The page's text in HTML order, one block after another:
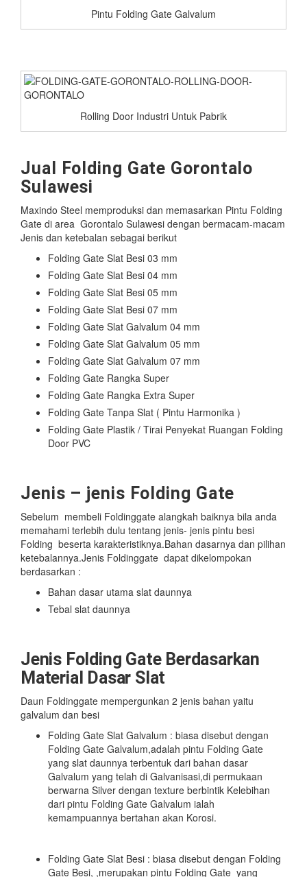
Pintu Folding Gate Galvalum
Rolling Door Industri Untuk Pabrik
Jual Folding Gate Gorontalo
Sulawesi
Maxindo Steel memproduksi dan memasarkan Pintu Folding
Gate di area Gorontalo Sulawesi dengan bermacam-macam
Jenis dan ketebalan sebagai berikut
Folding Gate Slat Besi 03 mm
Folding Gate Slat Besi 04 mm
Folding Gate Slat Besi 05 mm
Folding Gate Slat Besi 07 mm
Folding Gate Slat Galvalum 04 mm
Folding Gate Slat Galvalum 05 mm
Folding Gate Slat Galvalum 07 mm
Folding Gate Rangka Super
Folding Gate Rangka Extra Super
Folding Gate Tanpa Slat ( Pintu Harmonika )
Folding Gate Plastik / Tirai Penyekat Ruangan Folding
Door PVC
Jenis – jenis Folding Gate
Sebelum membeli Foldinggate alangkah baiknya bila anda
memahami terlebih dulu tentang jenis- jenis pintu besi
Folding beserta karakteristiknya.Bahan dasarnya dan pilihan
ketebalannya.Jenis Foldinggate dapat dikelompokan
berdasarkan :
Bahan dasar utama slat daunnya
Tebal slat daunnya
Jenis Folding Gate Berdasarkan
Material Dasar Slat
Daun Foldinggate mempergunkan 2 jenis bahan yaitu
galvalum dan besi
Folding Gate Slat Galvalum : biasa disebut dengan
Folding Gate Galvalum,adalah pintu Folding Gate
yang slat daunnya terbentuk dari bahan dasar
Galvalum yang telah di Galvanisasi,di permukaan
berwarna Silver dengan texture berbintik Kelebihan
dari pintu Folding Gate Galvalum ialah
kemampuannya bertahan akan Korosi.
Folding Gate Slat Besi : biasa disebut dengan Folding
Gate Besi, ,merupakan pintu Folding Gate yang